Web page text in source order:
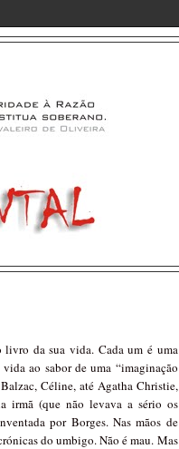
livro da sua vida. Cada um é uma
ao sabor de uma “imaginação
Céline, até Agatha Christie,
irmã (que não levava a sério os
por Borges. Nas mãos de
do umbigo. Não é mau. Mas